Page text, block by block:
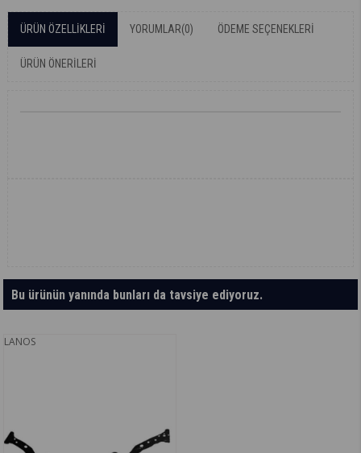
ÜRÜN ÖZELLIKLERI YORUMLAR(0) ÖDEME SEÇENEKLERI
ÜRÜN ÖNERILERI
Bu ürünün yanında bunları da tavsiye ediyoruz.
LANOS